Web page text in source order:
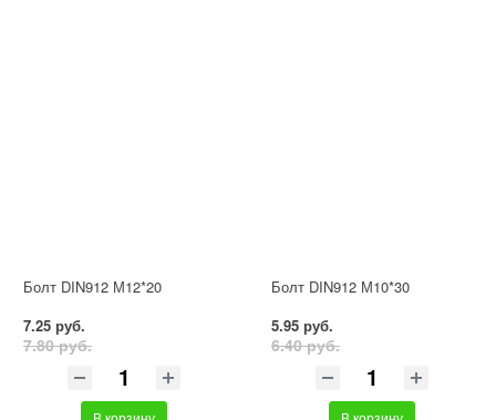
Болт DIN912 М12*20
7.25 руб.
7.80 руб.
Болт DIN912 М10*30
5.95 руб.
6.40 руб.